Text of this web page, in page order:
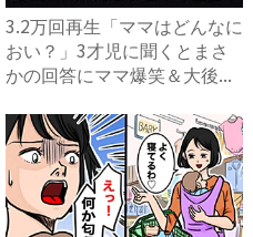
3.2万回再生「ママはどんなに
おい？」3才児に聞くとまさ
かの回答にママ爆笑＆大後...